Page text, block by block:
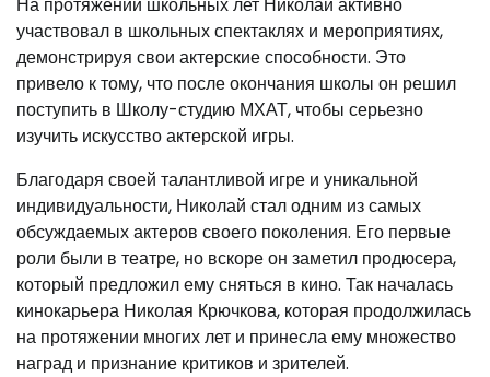
участвовал в школьных спектаклях и мероприятиях,
демонстрируя свои актерские способности. Это
привело к тому, что после окончания школы он решил
поступить в Школу-студию МХАТ, чтобы серьезно
изучить искусство актерской игры.
Благодаря своей талантливой игре и уникальной
индивидуальности, Николай стал одним из самых
обсуждаемых актеров своего поколения. Его первые
роли были в театре, но вскоре он заметил продюсера,
который предложил ему сняться в кино. Так началась
кинокарьера Николая Крючкова, которая продолжилась
на протяжении многих лет и принесла ему множество
наград и признание критиков и зрителей.